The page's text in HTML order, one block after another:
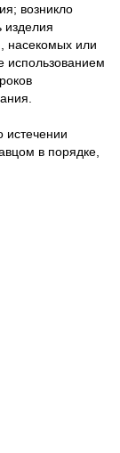
возникло
изделия
насекомых или
использованием
истечении
в порядке,